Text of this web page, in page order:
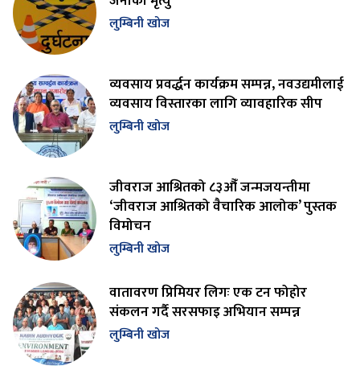
लुम्बिनी खोज
व्यवसाय प्रवर्द्धन कार्यक्रम सम्पन्न, नवउद्यमीलाई
व्यवसाय विस्तारका लागि व्यावहारिक सीप
लुम्बिनी खोज
जीवराज आश्रितको ८३औँ जन्मजयन्तीमा
‘जीवराज आश्रितको वैचारिक आलोक’ पुस्तक
विमोचन
लुम्बिनी खोज
वातावरण प्रिमियर लिगः एक टन फोहोर
संकलन गर्दै सरसफाइ अभियान सम्पन्न
लुम्बिनी खोज